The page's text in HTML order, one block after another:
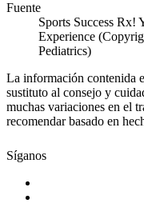
Fuente
Sports Success Rx!
Experience
Pediatrics)
La información contenida
sustituto al consejo y
muchas variaciones en el
recomendar basado en
Síganos